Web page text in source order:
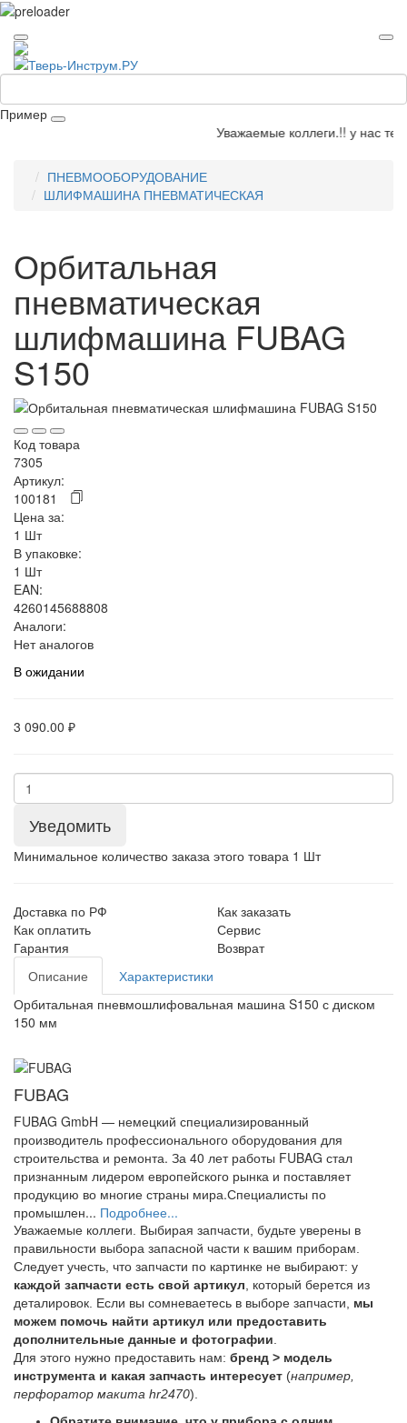
Пример
Уважаемые коллеги.!! у нас
ПНЕВМООБОРУДОВАНИЕ
ШЛИФМАШИНА ПНЕВМАТИЧЕСКАЯ
Орбитальная
пневматическая
шлифмашина FUBAG
S150
Код товара
7305
Артикул:
100181
Цена за:
1 Шт
В упаковке:
1 Шт
EAN:
4260145688808
Аналоги:
Нет аналогов
В ожидании
3 090.00 ₽
Уведомить
Минимальное количество заказа этого товара 1 Шт
Доставка по РФ
Как заказать
Как оплатить
Сервис
Гарантия
Возврат
Описание
Характеристики
Орбитальная пневмошлифовальная машина S150 с диском
150 мм
FUBAG
FUBAG GmbH — немецкий специализированный
производитель профессионального оборудования для
строительства и ремонта. За 40 лет работы FUBAG стал
признанным лидером европейского рынка и поставляет
продукцию во многие страны мира.Специалисты по
промышлен... Подробнее...
Уважаемые коллеги. Выбирая запчасти, будьте уверены в
правильности выбора запасной части к вашим приборам.
Следует учесть, что запчасти по картинке не выбирают: у
каждой запчасти есть свой артикул , который берется из
деталировок. Если вы сомневаетесь в выборе запчасти, мы
можем помочь найти артикул или предоставить
дополнительные данные и фотографии
Для этого нужно предоставить нам: бренд > модель
инструмента и какая запчасть интересует (например,
перфоратор макита hr2470).